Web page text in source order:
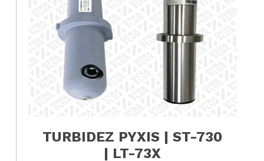
TURBIDEZ
DE PH Y